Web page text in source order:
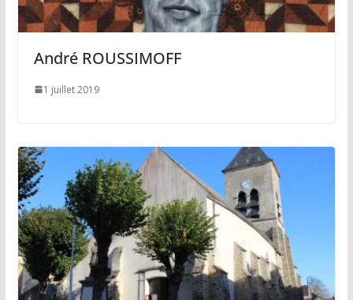
André ROUSSIMOFF
1 juillet 2019